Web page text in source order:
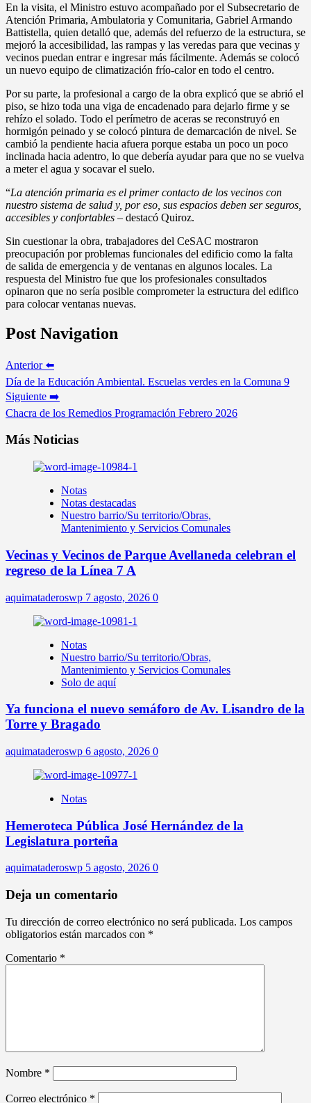
En la visita, el Ministro estuvo acompañado por el Subsecretario de
Atención Primaria, Ambulatoria y Comunitaria, Gabriel Armando
Battistella, quien detalló que, además del refuerzo de la estructura, se
mejoró la accesibilidad, las rampas y las veredas para que vecinas y
vecinos puedan entrar e ingresar más fácilmente. Además se colocó
un nuevo equipo de climatización frío-calor en todo el centro.
Por su parte, la profesional a cargo de la obra explicó que se abrió el
piso, se hizo toda una viga de encadenado para dejarlo firme y se
rehízo el solado. Todo el perímetro de aceras se reconstruyó en
hormigón peinado y se colocó pintura de demarcación de nivel. Se
cambió la pendiente hacia afuera porque estaba un poco un poco
inclinada hacia adentro, lo que debería ayudar para que no se vuelva
a meter el agua y socavar el suelo.
“La atención primaria es el primer contacto de los vecinos con
nuestro sistema de salud y, por eso, sus espacios deben ser seguros,
accesibles y confortables – destacó Quiroz.
Sin cuestionar la obra, trabajadores del CeSAC mostraron
preocupación por problemas funcionales del edificio como la falta
de salida de emergencia y de ventanas en algunos locales. La
respuesta del Ministro fue que los profesionales consultados
opinaron que no sería posible comprometer la estructura del edifico
para colocar ventanas nuevas.
Post Navigation
Anterior ⬅️
Día de la Educación Ambiental. Escuelas verdes en la Comuna 9
Siguiente ➡️
Chacra de los Remedios Programación Febrero 2026
Más Noticias
Notas
Notas destacadas
Nuestro barrio/Su territorio/Obras,
Mantenimiento y Servicios Comunales
Vecinas y Vecinos de Parque Avellaneda celebran el
regreso de la Línea 7 A
aquimataderoswp 7 agosto, 2026 0
Notas
Nuestro barrio/Su territorio/Obras,
Mantenimiento y Servicios Comunales
Solo de aquí
Ya funciona el nuevo semáforo de Av. Lisandro de la
Torre y Bragado
aquimataderoswp 6 agosto, 2026 0
Notas
Hemeroteca Pública José Hernández de la
Legislatura porteña
aquimataderoswp 5 agosto, 2026 0
Deja un comentario
Tu dirección de correo electrónico no será publicada. Los campos
obligatorios están marcados con *
Comentario *
Nombre *
Correo electrónico *